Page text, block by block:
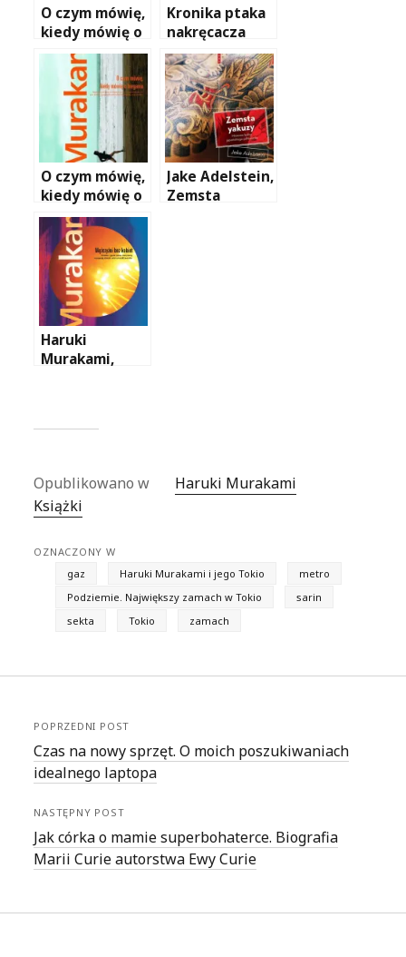
O czym mówię,
kiedy mówię o
blogowaniu,
czyli ile
zawdzięczam
Murakamiemu
Kronika ptaka
nakręcacza
O czym mówię,
kiedy mówię o
bieganiu
Jake Adelstein,
Zemsta
Haruki
Murakami,
Opublikowano w
Haruki Murakami
Książki
OZNACZONY W
gaz
Haruki Murakami i jego Tokio
metro
Podziemie. Największy zamach w Tokio
sarin
sekta
Tokio zamach
POPRZEDNI POST
Czas na nowy sprzęt. O moich poszukiwaniach
idealnego laptopa
NASTĘPNY POST
Jak córka o mamie superbohaterce. Biografia
Marii Curie autorstwa Ewy Curie